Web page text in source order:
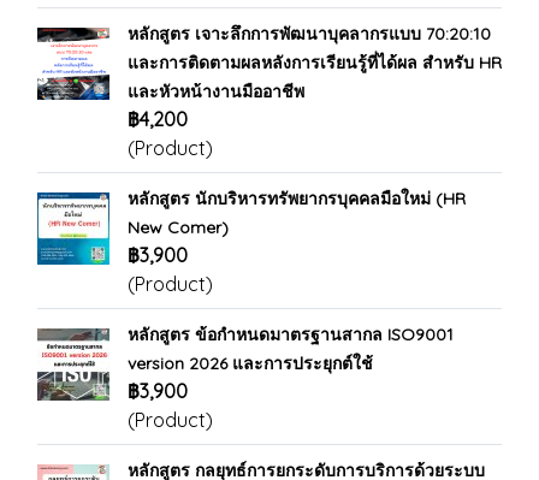
หลักสูตร เจาะลึกการพัฒนาบุคลากรแบบ 70:20:10
และการติดตามผลหลังการเรียนรู้ที่ได้ผล สำหรับ HR
และหัวหน้างานมืออาชีพ
฿4,200
(Product)
หลักสูตร นักบริหารทรัพยากรบุคคลมือใหม่ (HR
New Comer)
฿3,900
(Product)
หลักสูตร ข้อกำหนดมาตรฐานสากล ISO9001
version 2026 และการประยุกต์ใช้
฿3,900
(Product)
หลักสูตร กลยุทธ์การยกระดับการบริการด้วยระบบ